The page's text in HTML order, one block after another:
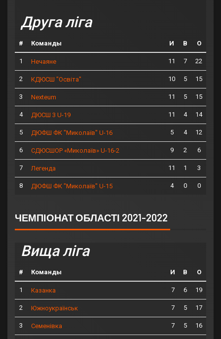
Друга ліга
# Команды И В О
1 Нечаяне 11 7 22
2 КДЮСШ "Освіта" 10 5 15
3 Nexteum 11 5 15
4 ДЮСШ 3 U-19 11 4 14
5 ДЮФШ ФК "Миколаїв" U-16 5 4 12
6 СДЮСШОР «Миколаїв» U-16-2 9 2 6
7 Легенда 11 1 3
8 ДЮФШ ФК "Миколаїв" U-15 4 0 0
ЧЕМПІОНАТ ОБЛАСТІ 2021-2022
Вища ліга
# Команды И В О
1 Казанка 7 6 19
2 Южноукраїнськ 7 5 17
3 Семенівка 7 5 16